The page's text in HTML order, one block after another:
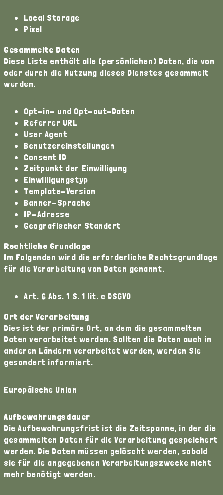
Local Storage
Pixel
Gesammelte Daten
Diese Liste enthält alle (persönlichen) Daten, die von
oder durch die Nutzung dieses Dienstes gesammelt
werden.
Opt-in- und Opt-out-Daten
Referrer URL
User Agent
Benutzereinstellungen
Consent ID
Zeitpunkt der Einwilligung
Einwilligungstyp
Template-Version
Banner-Sprache
IP-Adresse
Geografischer Standort
Rechtliche Grundlage
Im Folgenden wird die erforderliche Rechtsgrundlage
für die Verarbeitung von Daten genannt.
Art. 6 Abs. 1 S. 1 lit. c DSGVO
Ort der Verarbeitung
Dies ist der primäre Ort, an dem die gesammelten
Daten verarbeitet werden. Sollten die Daten auch in
anderen Ländern verarbeitet werden, werden Sie
gesondert informiert.
Europäische Union
Aufbewahrungsdauer
Die Aufbewahrungsfrist ist die Zeitspanne, in der die
gesammelten Daten für die Verarbeitung gespeichert
werden. Die Daten müssen gelöscht werden, sobald
sie für die angegebenen Verarbeitungszwecke nicht
mehr benötigt werden.